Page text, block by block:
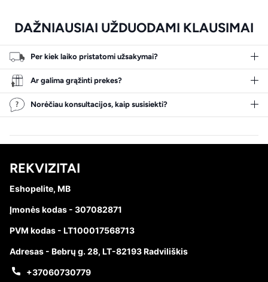
DAŽNIAUSIAI UŽDUODAMI KLAUSIMAI
Per kiek laiko pristatomi užsakymai?
Ar galima grąžinti prekes?
Norėčiau konsultacijos, kaip susisiekti?
REKVIZITAI
Eshopelite, MB
Įmonės kodas - 307082871
PVM kodas - LT100017568713
Adresas - Bebrų g. 28, LT-82193 Radviliškis
+37060730779